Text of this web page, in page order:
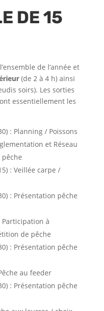
DE 15
de l’année et
(de 2 à 4 h) ainsi
soirs). Les sorties
essentiellement les
: Planning / Poissons
et Réseau
pêche
: Veillée carpe /
: Présentation pêche
Participation à
de pêche
: Présentation pêche
au feeder
: Présentation pêche